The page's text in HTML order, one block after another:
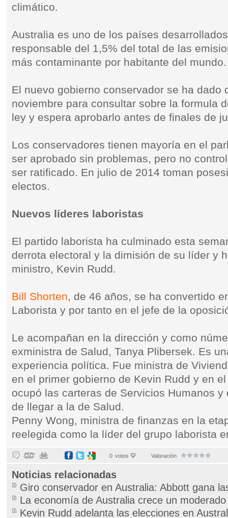
climático.
Australia es uno de los países
responsable del 1,5% del total de las
más contaminante por habitante del mundo.
El nuevo gobierno conservador se ha dado
noviembre para consultar sobre la formula
ley y espera aprobarlo antes de finales de
Los conservadores tienen mayoría en el
ser aprobado sin problemas, pero no
ser ratificado. En julio de 2014 toman
electos.
Nuevos líderes laboristas
El partido laborista ha culminado esta
derrota electoral y la dimisión de su líder y
ministro, Kevin Rudd.
Bill Shorten, de 46 años, se ha convertido
Laborista y por tanto en el jefe de la
Le acompañan en la dirección y como
exministra de Salud, Tanya Plibersek. Es
experiencia política. Fue ministra de
en el primer gobierno de Kevin Rudd y en
ocupó las carteras de Servicios Humanos
de llegar a la de Salud.
Penny Wong, ministra de finanzas en la
reelegida como la líder del grupo laborista
0 votos Valoración
Noticias relacionadas
Giro conservador en Australia: Abbott gana
La economía de Australia crece un
Kevin Rudd adelanta las elecciones en